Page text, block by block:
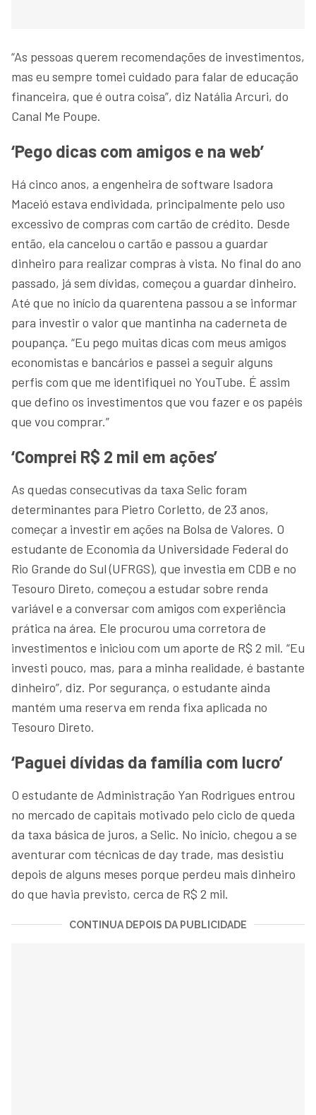
“As pessoas querem recomendações de investimentos,
mas eu sempre tomei cuidado para falar de educação
financeira, que é outra coisa”, diz Natália Arcuri, do
Canal Me Poupe.
‘Pego dicas com amigos e na web’
Há cinco anos, a engenheira de software Isadora
Maceió estava endividada, principalmente pelo uso
excessivo de compras com cartão de crédito. Desde
então, ela cancelou o cartão e passou a guardar
dinheiro para realizar compras à vista. No final do ano
passado, já sem dívidas, começou a guardar dinheiro.
Até que no início da quarentena passou a se informar
para investir o valor que mantinha na caderneta de
poupança. “Eu pego muitas dicas com meus amigos
economistas e bancários e passei a seguir alguns
perfis com que me identifiquei no YouTube. É assim
que defino os investimentos que vou fazer e os papéis
que vou comprar.”
‘Comprei R$ 2 mil em ações’
As quedas consecutivas da taxa Selic foram
determinantes para Pietro Corletto, de 23 anos,
começar a investir em ações na Bolsa de Valores. O
estudante de Economia da Universidade Federal do
Rio Grande do Sul (UFRGS), que investia em CDB e no
Tesouro Direto, começou a estudar sobre renda
variável e a conversar com amigos com experiência
prática na área. Ele procurou uma corretora de
investimentos e iniciou com um aporte de R$ 2 mil. “Eu
investi pouco, mas, para a minha realidade, é bastante
dinheiro”, diz. Por segurança, o estudante ainda
mantém uma reserva em renda fixa aplicada no
Tesouro Direto.
‘Paguei dívidas da família com lucro’
O estudante de Administração Yan Rodrigues entrou
no mercado de capitais motivado pelo ciclo de queda
da taxa básica de juros, a Selic. No início, chegou a se
aventurar com técnicas de day trade, mas desistiu
depois de alguns meses porque perdeu mais dinheiro
do que havia previsto, cerca de R$ 2 mil.
CONTINUA DEPOIS DA PUBLICIDADE